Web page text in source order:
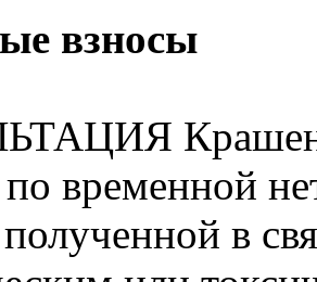
взносы
временной
в